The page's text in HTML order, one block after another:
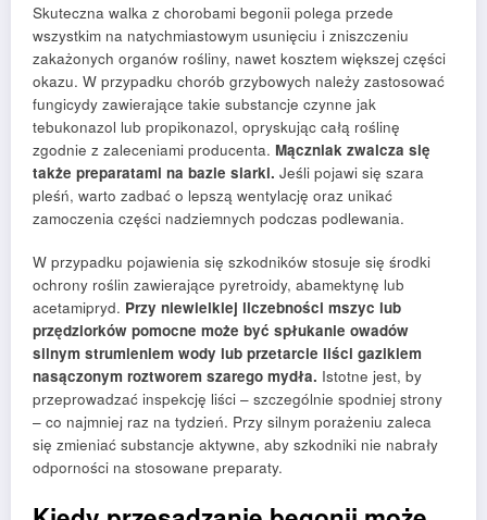
Skuteczna walka z chorobami begonii polega przede
wszystkim na natychmiastowym usunięciu i zniszczeniu
zakażonych organów rośliny, nawet kosztem większej części
okazu. W przypadku chorób grzybowych należy zastosować
fungicydy zawierające takie substancje czynne jak
tebukonazol lub propikonazol, opryskując całą roślinę
zgodnie z zaleceniami producenta. Mączniak zwalcza się
także preparatami na bazie siarki. Jeśli pojawi się szara
pleśń, warto zadbać o lepszą wentylację oraz unikać
zamoczenia części nadziemnych podczas podlewania.
W przypadku pojawienia się szkodników stosuje się środki
ochrony roślin zawierające pyretroidy, abamektynę lub
acetamipryd. Przy niewielkiej liczebności mszyc lub
przędziorków pomocne może być spłukanie owadów
silnym strumieniem wody lub przetarcie liści gazikiem
nasączonym roztworem szarego mydła. Istotne jest, by
przeprowadzać inspekcję liści – szczególnie spodniej strony
– co najmniej raz na tydzień. Przy silnym porażeniu zaleca
się zmieniać substancje aktywne, aby szkodniki nie nabrały
odporności na stosowane preparaty.